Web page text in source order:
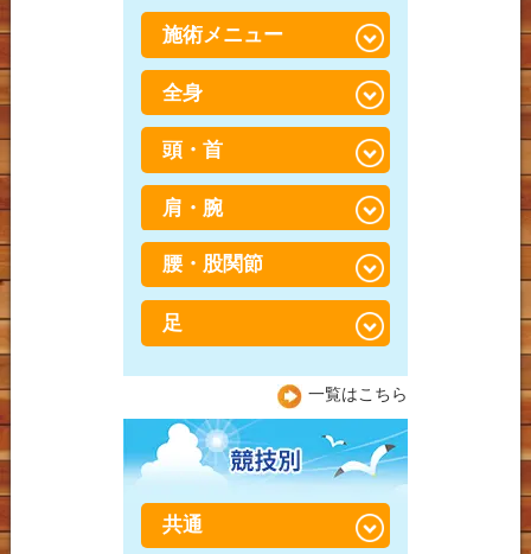
腰が重い・だるい
施術メニュー
骨盤・骨格矯正×筋肉調整
（パートナーストレッ
チ）
骨盤・骨格矯正
鍼灸
産後骨盤矯正
会員制 トレーニング×整
体
加圧「BOOSTER」トレー
ニング
整体に行っても治らなか
った方へ
全身
スポーツ障害・スポーツ
外傷
捻挫・肉離れ
打撲（だぼく）・打ち身
頭・首
寝違え
ストレートネック
顎関節症（がくかんせつ
しょう）
肩・腕
五十肩
かくでぐちしょうこうぐ
ん）
野球肩
テニス肘（上腕骨外側上
顆炎）
腰・股関節
足の付け根の違和感、放
置していませんか？日本
人に多い「股関節」の悩
腰痛
ぎっくり腰（急性腰痛）
とは？
足
坐骨神経痛
腸脛靭帯炎（ちょうけい
じんたいえん）
膝痛
一覧はこちら
共通